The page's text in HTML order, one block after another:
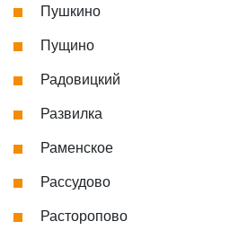
Пушкино
Пущино
Радовицкий
Развилка
Раменское
Рассудово
Расторопово